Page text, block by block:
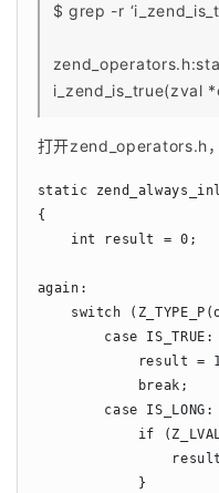
$ grep -r
i_zend_is_true(zval
打开zend_operators.h
static
{
    int result = 0;
again:
switch
        case IS_TRUE:
result =
            break;
        case IS_LONG:
if
            }